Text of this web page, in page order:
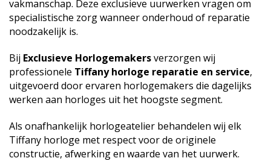
vakmanschap. Deze exclusieve uurwerken vragen om
specialistische zorg wanneer onderhoud of reparatie
noodzakelijk is.
Bij Exclusieve Horlogemakersverzorgen wij
professionele Tiffany horloge reparatie en service,
uitgevoerd door ervaren horlogemakers die dagelijks
werken aan horloges uit het hoogste segment.
Als onafhankelijk horlogeatelier behandelen wij elk
Tiffany horloge met respect voor de originele
constructie, afwerking en waarde van het uurwerk.